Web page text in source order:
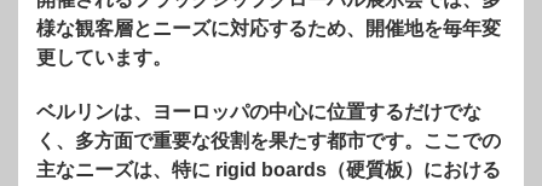
様な観客層とニーズに対応するため、開催地を毎年変
更しています。
ベルリンは、ヨーロッパの中心に位置するだけでな
く、多方面で重要な役割を果たす都市です。ここでの
主なニーズは、特に rigid boards（硬質板）における